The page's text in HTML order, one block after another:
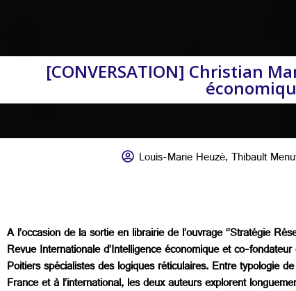
[CONVERSATION] Christian
Louis-Marie Heuzé,Thibault
A l’occasion de la sortie en librairie de l’ouvrage ‘’Stratégie
Revue Internationale d’Intelligence économique et co-
Poitiers spécialistes des logiques réticulaires. Entre typologie
France et à l’international, les deux auteurs explorent